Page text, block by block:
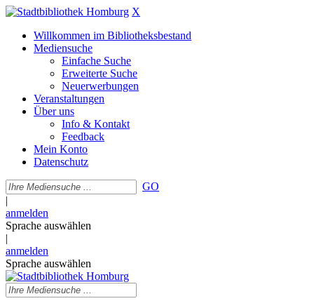
X
Willkommen im Bibliotheksbestand
Mediensuche
Einfache Suche
Erweiterte Suche
Neuerwerbungen
Veranstaltungen
Über uns
Info & Kontakt
Feedback
Mein Konto
Datenschutz
GO
|
anmelden
Sprache auswählen
|
anmelden
Sprache auswählen